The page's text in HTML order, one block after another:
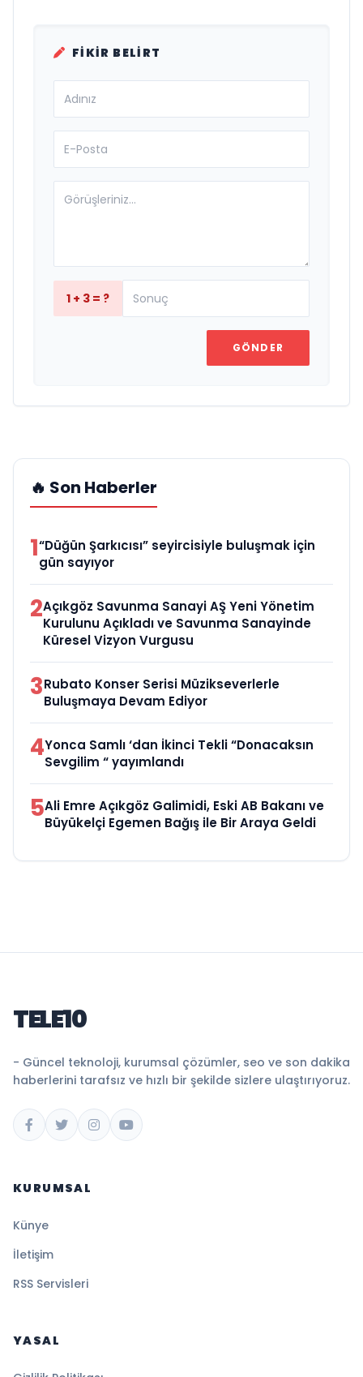
FIKIR BELIRT
1 + 3 = ?
GÖNDER
🔥 Son Haberler
1“Düğün Şarkıcısı” seyircisiyle buluşmak için
gün sayıyor
2Açıkgöz Savunma Sanayi AŞ Yeni Yönetim
Kurulunu Açıkladı ve Savunma Sanayinde
Küresel Vizyon Vurgusu
3Rubato Konser Serisi Müzikseverlerle
Buluşmaya Devam Ediyor
4Yonca Samlı ‘dan İkinci Tekli “Donacaksın
Sevgilim “ yayımlandı
5Ali Emre Açıkgöz Galimidi, Eski AB Bakanı ve
Büyükelçi Egemen Bağış ile Bir Araya Geldi
TELE10
- Güncel teknoloji, kurumsal çözümler, seo ve son dakika
haberlerini tarafsız ve hızlı bir şekilde sizlere ulaştırıyoruz.
KURUMSAL
Künye
İletişim
RSS Servisleri
YASAL